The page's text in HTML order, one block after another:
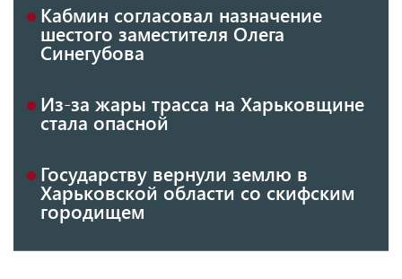
Кабмин согласовал назначение
шестого заместителя Олега
Синегубова
Из-за жары трасса на Харьковщине
стала опасной
Государству вернули землю в
Харьковской области со скифским
городищем